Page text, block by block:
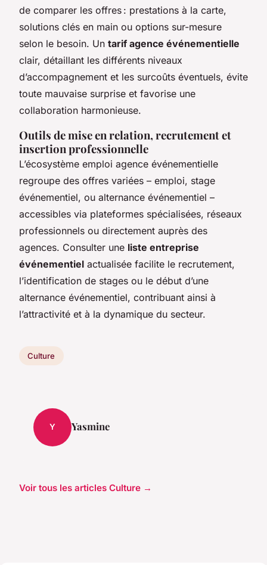
de comparer les offres : prestations à la carte,
solutions clés en main ou options sur-mesure
selon le besoin. Un tarif agence événementielle
clair, détaillant les différents niveaux
d’accompagnement et les surcoûts éventuels, évite
toute mauvaise surprise et favorise une
collaboration harmonieuse.
Outils de mise en relation, recrutement et
insertion professionnelle
L’écosystème emploi agence événementielle
regroupe des offres variées – emploi, stage
événementiel, ou alternance événementiel –
accessibles via plateformes spécialisées, réseaux
professionnels ou directement auprès des
agences. Consulter une liste entreprise
événementiel actualisée facilite le recrutement,
l’identification de stages ou le début d’une
alternance événementiel, contribuant ainsi à
l’attractivité et à la dynamique du secteur.
Culture
Y Yasmine
Voir tous les articles Culture →